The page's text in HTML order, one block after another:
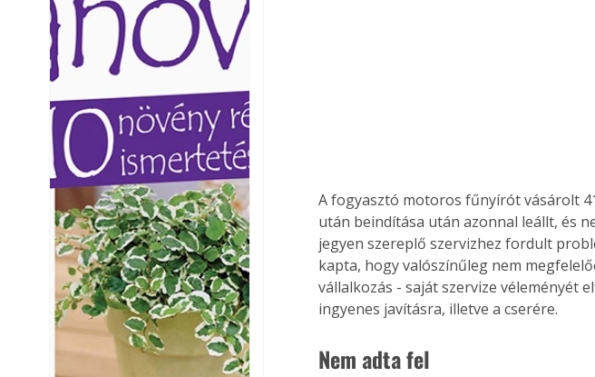
A fogyasztó motoros fűnyírót vásárolt
után beindítása után azonnal leállt, és
jegyen szereplő szervizhez fordult
kapta, hogy valószínűleg nem
vállalkozás - saját szervize véleményét
ingyenes javításra, illetve a cserére.
Nem adta fel